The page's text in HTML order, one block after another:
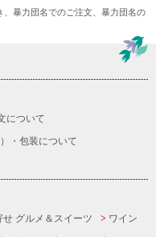
暴力団名でのご注文、暴力団名の
について
・包装について
せ グルメ＆スイーツ
ワイン